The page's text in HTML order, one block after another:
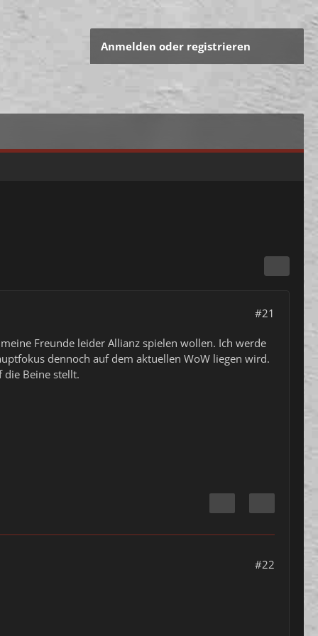
Anmelden oder registrieren
#21
Freunde leider Allianz spielen wollen. Ich werde
dennoch auf dem aktuellen WoW liegen wird.
die Beine stellt.
#22